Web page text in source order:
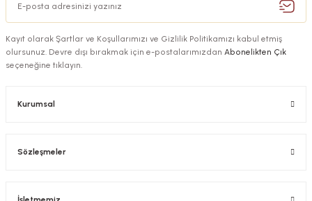
Kayıt olarak Şartlar ve Koşullarımızı ve Gizlilik Politikamızı kabul etmiş
olursunuz. Devre dışı bırakmak için e-postalarımızdan Abonelikten Çık
seçeneğine tıklayın.
Kurumsal
Sözleşmeler